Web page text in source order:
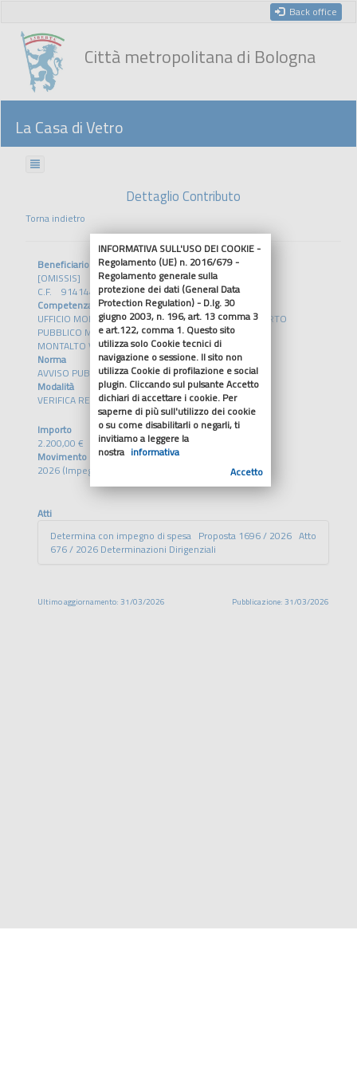
Back office
Città metropolitana di Bologna
La Casa di Vetro
Dettaglio Contributo
Torna indietro
Beneficiario
[OMISSIS]
C.F. 91414430370
Competenza
UFFICIO MOBILITA' SOSTENIBILE E SVILUPPO TRASPORTO
PUBBLICO METROPOLITANO
MONTALTO VALERIO
Norma
AVVISO PUBBLICO DD 403/2033
Modalità
VERIFICA REQUISITI
Importo
2.200,00 €
Movimento
2026 (Impegno)
Atti
Determina con impegno di spesa Proposta 1696 / 2026 Atto
676 / 2026 Determinazioni Dirigenziali
Ultimo aggiornamento: 31/03/2026 Pubblicazione: 31/03/2026
INFORMATIVA SULL'USO DEI COOKIE -
Regolamento (UE) n. 2016/679 -
Regolamento generale sulla
protezione dei dati (General Data
Protection Regulation) - D.lg. 30
giugno 2003, n. 196, art. 13 comma 3
e art.122, comma 1. Questo sito
utilizza solo Cookie tecnici di
navigazione o sessione. Il sito non
utilizza Cookie di profilazione e social
plugin. Cliccando sul pulsante Accetto
dichiari di accettare i cookie. Per
saperne di più sull'utilizzo dei cookie
o su come disabilitarli o negarli, ti
invitiamo a leggere la
nostra informativa
Accetto